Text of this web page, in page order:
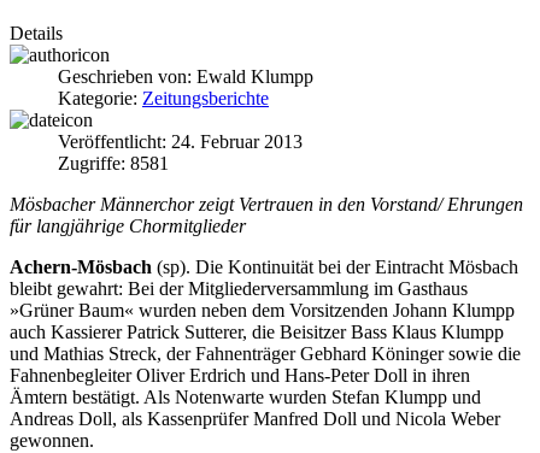
Details
Geschrieben von: Ewald Klumpp
Kategorie: Zeitungsberichte
Veröffentlicht: 24. Februar 2013
Zugriffe: 8581
Mösbacher Männerchor zeigt Vertrauen in den Vorstand/ Ehrungen
für langjährige Chormitglieder
Achern-Mösbach (sp). Die Kontinuität bei der EintrachtMösbach
bleibt gewahrt: Bei der Mitgliederversammlung im Gasthaus
»Grüner Baum« wurden neben dem Vorsitzenden Johann Klumpp
auch Kassierer Patrick Sutterer, die Beisitzer Bass Klaus Klumpp
und Mathias Streck, der Fahnenträger Gebhard Köninger sowie die
Fahnenbegleiter Oliver Erdrich und Hans-Peter Doll in ihren
Ämtern bestätigt. Als Notenwarte wurden Stefan Klumpp und
Andreas Doll, als Kassenprüfer Manfred Doll und Nicola Weber
gewonnen.